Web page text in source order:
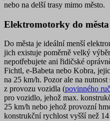
nebo na delší trasy mimo město.
Elektromotorky do
Do města je ideální menší
jich existuje poměrně velký
nepotřebujete ani řidičské
Fichtl, e-Babeta nebo Kobra,
na 25 km/h. Pozorale na
z provozu vozidla (povinného
pro vozidlo, jehož max.
25 km/h nebo jehož provozní
konstrukční rychlost vyšší než